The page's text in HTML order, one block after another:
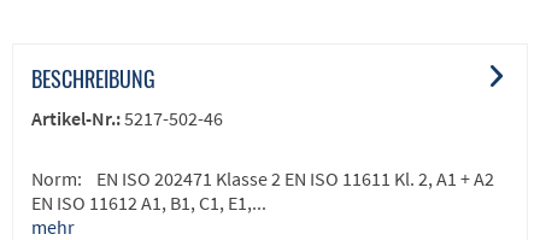
BESCHREIBUNG
Artikel-Nr.:5217-502-46
Norm: EN ISO 202471 Klasse 2 EN ISO 11611 Kl. 2, A1 + A2
EN ISO 11612 A1, B1, C1, E1,...
mehr